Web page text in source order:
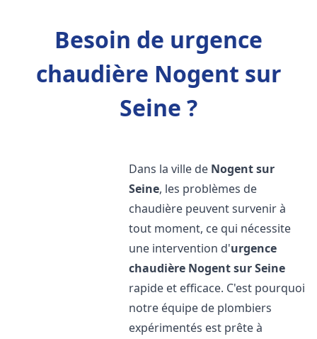
Besoin de urgence
chaudière Nogent sur
Seine ?
Dans la ville de Nogent sur
Seine, les problèmes de
chaudière peuvent survenir à
tout moment, ce qui nécessite
une intervention d'urgence
chaudière Nogent sur Seine
rapide et efficace. C'est pourquoi
notre équipe de plombiers
expérimentés est prête à